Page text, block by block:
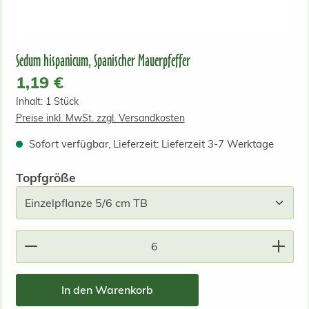
Sedum hispanicum, Spanischer Mauerpfeffer
Regulärer Preis:
1,19 €
Inhalt: 1 Stück
Preise inkl. MwSt. zzgl. Versandkosten
Sofort verfügbar, Lieferzeit: Lieferzeit 3-7 Werktage
Topfgrößeauswählen
Produkt Anzahl: Gib den gewünschten Wert ein
In den Warenkorb